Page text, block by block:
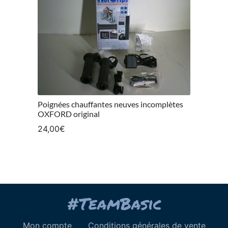
Poignées chauffantes neuves incomplètes
OXFORD original
24,00€
Mon compte Conditions générales de vente